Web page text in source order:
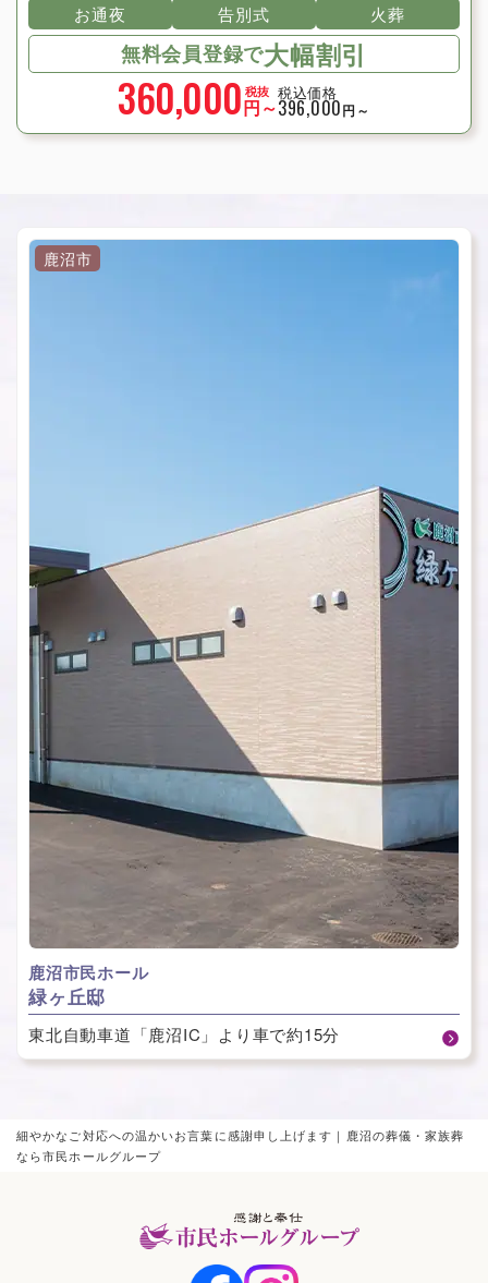
細やかなご対応への温かいお言葉に感謝申し上げます｜鹿沼の葬儀・家族葬
なら市民ホールグループ
お通夜 告別式 火葬
無料会員登録で大幅割引
360,000 税抜
円～
税込価格
396,000円～
鹿沼市
⿅沼市⺠ホール
緑ヶ丘邸
東北自動車道「鹿沼IC」より車で約15分